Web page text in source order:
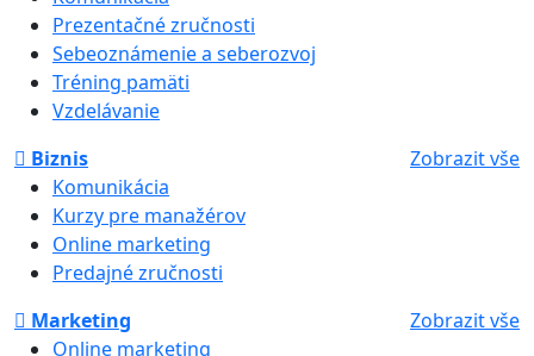
Prezentačné zručnosti
Sebeoznámenie a seberozvoj
Tréning pamäti
Vzdelávanie
Biznis
Zobrazit vše
Komunikácia
Kurzy pre manažérov
Online marketing
Predajné zručnosti
Marketing
Zobrazit vše
Online marketing